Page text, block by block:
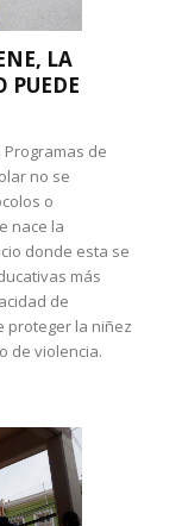
LA
PUEDE
de
no se
o
nace la
donde esta se
más
de
proteger la niñez
de violencia.